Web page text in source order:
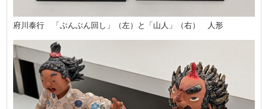
府川泰行 「ぶんぶん回し」（左）と「山人」（右） 人形